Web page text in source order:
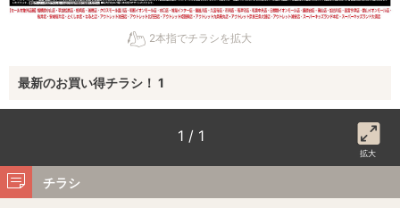
2本指でチラシを拡大
最新のお買い得チラシ！ 1
1 / 1
拡大
チラシ